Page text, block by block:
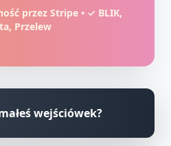
przez Stripe • ✓ BLIK,
Przelew
wejściówek?